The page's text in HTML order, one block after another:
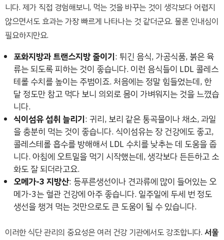
니다. 제가 직접 경험해보니, 먹는 것을 바꾸는 것이 생각보다 어렵지
않으면서도 효과는 가장 빠르게 나타나는 것 같더군요. 물론 인내심이
필요하지만요.
포화지방과 트랜스지방 줄이기: 튀긴 음식, 가공식품, 붉은 육
류는 되도록 피하는 것이 좋습니다. 이런 음식들이 LDL 콜레스
테롤 수치를 높이는 주범이죠. 처음에는 정말 힘들었는데, 한
달 정도만 참고 먹다 보니 의외로 몸이 가벼워지는 것을 느꼈습
니다.
식이섬유 섭취 늘리기: 귀리, 보리 같은 통곡물이나 채소, 과일
을 충분히 먹는 것이 좋습니다. 식이섬유는 장 건강에도 좋고,
콜레스테롤 흡수를 방해해서 LDL 수치를 낮추는 데 도움을 줍
니다. 아침에 오트밀을 먹기 시작했는데, 생각보다 든든하고 소
화도 잘 되더라고요.
오메가-3 지방산: 등푸른생선이나 견과류에 많이 들어있는 오
메가-3는 혈관 건강에 아주 좋습니다. 일주일에 두세 번 정도
생선을 챙겨 먹는 것만으로도 큰 도움이 될 수 있습니다.
이러한 식단 관리의 중요성은 여러 건강 기관에서도 강조합니다. 서울